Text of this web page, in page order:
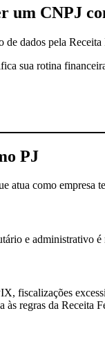
um CNPJ
dados pela Receita
sua rotina
PJ
atua como empresa
e administrativo é
fiscalizações
regras da Receita